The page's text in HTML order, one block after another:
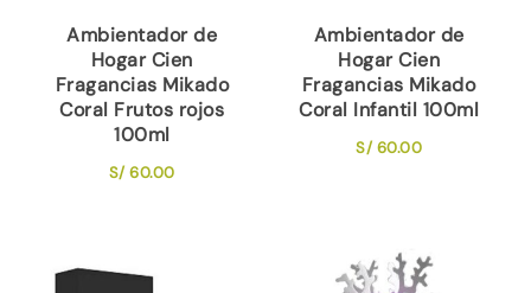
Ambientador de
Hogar Cien
Fragancias Mikado
Coral Frutos rojos
100ml
S/60.00
Ambientador de
Hogar Cien
Fragancias Mikado
Coral Infantil 100ml
S/60.00